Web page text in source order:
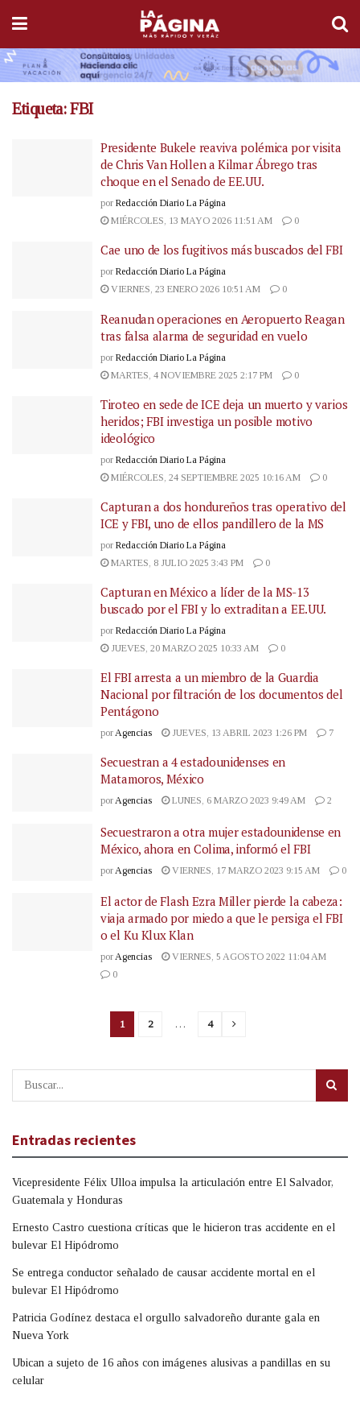
Etiqueta:FBI
Presidente Bukele reaviva polémica por visita
de Chris Van Hollen a Kilmar Ábrego tras
choque en el Senado de EE.UU.
por Redacción Diario La Página
MIÉRCOLES, 13 MAYO 2026 11:51 AM
0
Cae uno de los fugitivos más buscados del FBI
por Redacción Diario La Página
VIERNES, 23 ENERO 2026 10:51 AM
0
Reanudan operaciones en Aeropuerto Reagan
tras falsa alarma de seguridad en vuelo
por Redacción Diario La Página
MARTES, 4 NOVIEMBRE 2025 2:17 PM
0
Tiroteo en sede de ICE deja un muerto y varios
heridos; FBI investiga un posible motivo
ideológico
por Redacción Diario La Página
MIÉRCOLES, 24 SEPTIEMBRE 2025 10:16 AM
0
Capturan a dos hondureños tras operativo del
ICE y FBI, uno de ellos pandillero de la MS
por Redacción Diario La Página
MARTES, 8 JULIO 2025 3:43 PM
0
Capturan en México a líder de la MS-13
buscado por el FBI y lo extraditan a EE.UU.
por Redacción Diario La Página
JUEVES, 20 MARZO 2025 10:33 AM
0
El FBI arresta a un miembro de la Guardia
Nacional por filtración de los documentos del
Pentágono
porAgencias JUEVES, 13 ABRIL 2023 1:26 PM 7
Secuestran a 4 estadounidenses en
Matamoros, México
porAgencias LUNES, 6 MARZO 2023 9:49 AM 2
Secuestraron a otra mujer estadounidense en
México, ahora en Colima, informó el FBI
por Agencias VIERNES, 17 MARZO 2023 9:15 AM 0
El actor de Flash Ezra Miller pierde la cabeza:
viaja armado por miedo a que le persiga el FBI
o el Ku Klux Klan
porAgencias
VIERNES, 5 AGOSTO 2022 11:04 AM
0
1 2 … 4
Entradas recientes
Vicepresidente Félix Ulloa impulsa la articulación entre El Salvador,
Guatemala y Honduras
Ernesto Castro cuestiona críticas que le hicieron tras accidente en el
bulevar El Hipódromo
Se entrega conductor señalado de causar accidente mortal en el
bulevar El Hipódromo
Patricia Godínez destaca el orgullo salvadoreño durante gala en
Nueva York
Ubican a sujeto de 16 años con imágenes alusivas a pandillas en su
celular